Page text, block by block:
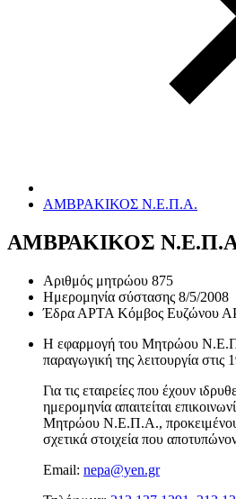
ΑΜΒΡΑΚΙΚΟΣ Ν.Ε.Π.Α.
ΑΜΒΡΑΚΙΚΟΣ
Αριθμός μητρώου 875
Ημερομηνία σύστασης 8/5/2008
Έδρα ΑΡΤΑ Κόμβος Ευζώνου
Η εφαρμογή του Μητρώου
παραγωγική της λειτουργία στις
Για τις εταιρείες που έχουν
ημερομηνία απαιτείται
Μητρώου Ν.Ε.Π.Α., προκειμένου
σχετικά στοιχεία που
Email: nepa@yen.gr